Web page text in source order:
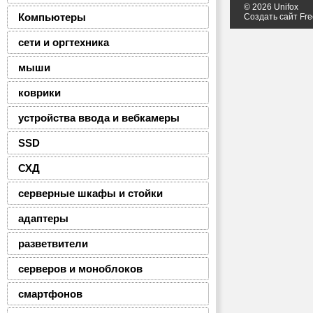
Компьютеры
сети и оргтехника
мыши
коврики
устройства ввода и вебкамеры
SSD
СХД
серверные шкафы и стойки
адаптеры
разветвители
серверов и моноблоков
смартфонов
© 2026 Unifox
Создать сайт